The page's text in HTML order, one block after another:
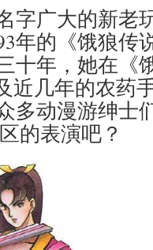
字广大的新老
年的《饿狼传
十年，她在《
近几年的农药
多动漫游绅士
的表演吧？